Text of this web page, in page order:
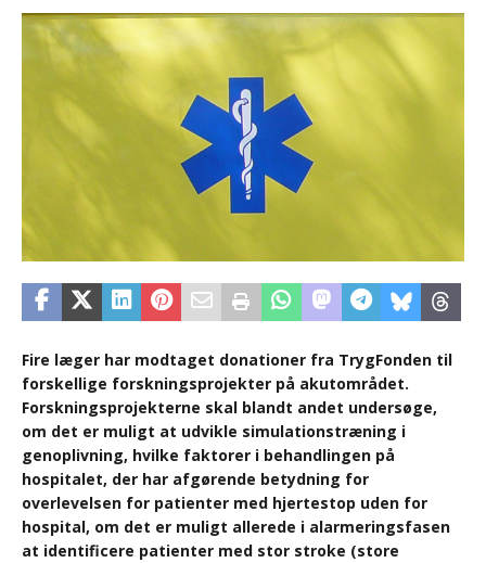
Fire læger har modtaget donationer fra TrygFonden til
forskellige forskningsprojekter på akutområdet.
Forskningsprojekterne skal blandt andet undersøge,
om det er muligt at udvikle simulationstræning i
genoplivning, hvilke faktorer i behandlingen på
hospitalet, der har afgørende betydning for
overlevelsen for patienter med hjertestop uden for
hospital, om det er muligt allerede i alarmeringsfasen
at identificere patienter med stor stroke (store